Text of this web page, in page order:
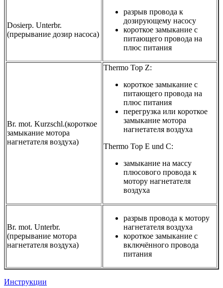
Dosierp. Unterbr.
(прерывание дозир насоса)
разрыв провода к
дозирующему насосу
короткое замыкание с
питающего провода на
плюс питания
Br. mot. Kurzschl.(короткое
замыкание мотора
нагнетателя воздуха)
Thermo Top Z:
короткое замыкание с
питающего провода на
плюс питания
перегрузка или короткое
замыкание мотора
нагнетателя воздуха
Thermo Top E und C:
замыкание на массу
плюсового провода к
мотору нагнетателя
воздуха
Br. mot. Unterbr.
(прерывание мотора
нагнетателя воздуха)
разрыв провода к мотору
нагнетателя воздуха
короткое замыкание с
включённого провода
питания
Категории
Инструкции